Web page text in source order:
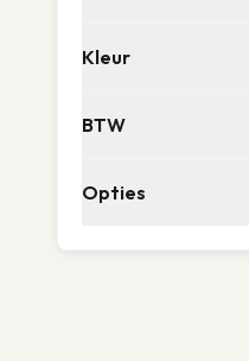
Kleur
BTW
Opties